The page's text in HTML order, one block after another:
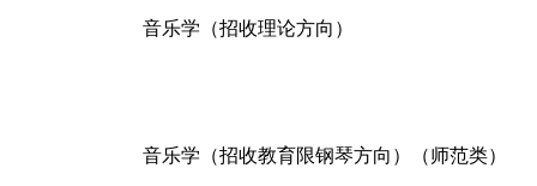
音乐学（招收理论方向）
音乐学（招收教育限钢琴方向）（师范类）